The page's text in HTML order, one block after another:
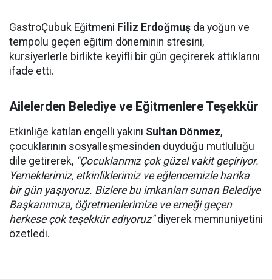
GastroÇubuk Eğitmeni Filiz Erdoğmuş da yoğun ve
tempolu geçen eğitim döneminin stresini,
kursiyerlerle birlikte keyifli bir gün geçirerek attıklarını
ifade etti.
Ailelerden Belediye ve Eğitmenlere Teşekkür
Etkinliğe katılan engelli yakını Sultan Dönmez,
çocuklarının sosyalleşmesinden duyduğu mutluluğu
dile getirerek, "Çocuklarımız çok güzel vakit geçiriyor.
Yemeklerimiz, etkinliklerimiz ve eğlencemizle harika
bir gün yaşıyoruz. Bizlere bu imkanları sunan Belediye
Başkanımıza, öğretmenlerimize ve emeği geçen
herkese çok teşekkür ediyoruz"diyerek memnuniyetini
özetledi.